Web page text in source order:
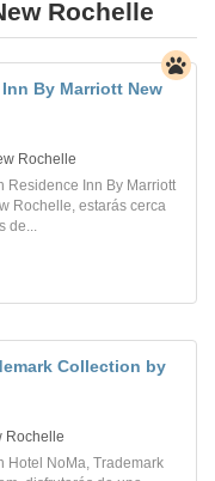
Rochelle
By Marriott New
Rochelle
Residence Inn By Marriott
Rochelle, estarás cerca
de...
Collection by
Rochelle
Hotel NoMa, Trademark